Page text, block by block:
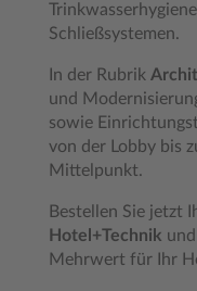
Schließsystemen.
In der Rubrik
und
sowie
von der Lobby bis
Mittelpunkt.
Bestellen Sie jetzt
Hotel+Technik
Mehrwert für Ihr